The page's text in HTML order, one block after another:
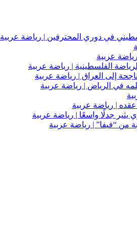
في دوري المحترفين | رياضة عربية
عربية
الفلسطينية | رياضة عربية
إلى العراق | رياضة عربية
| رياضة عربية
جدلًا واسعًا | رياضة عربية
“فيفا” | رياضة عربية